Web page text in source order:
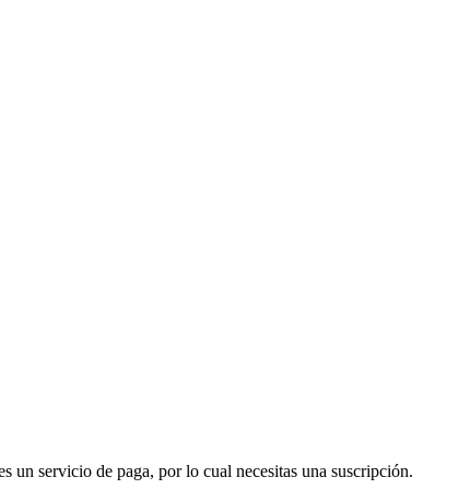
un servicio de paga, por lo cual necesitas una suscripción.